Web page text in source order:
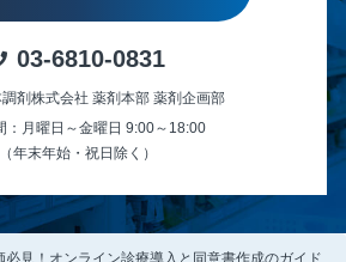
03-6810-0831
剤株式会社 薬剤本部 薬剤企画部
：月曜日～金曜日 9:00～18:00
（年末年始・祝日除く）
必見！オンライン診療導入と同意書作成のガイド